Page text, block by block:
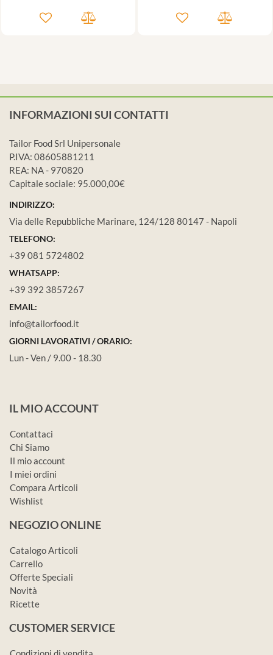
INFORMAZIONI SUI CONTATTI
Tailor Food Srl Unipersonale
P.IVA: 08605881211
REA: NA - 970820
Capitale sociale: 95.000,00€
INDIRIZZO:
Via delle Repubbliche Marinare, 124/128 80147 - Napoli
TELEFONO:
+39 081 5724802
WHATSAPP:
+39 392 3857267
EMAIL:
info@tailorfood.it
GIORNI LAVORATIVI / ORARIO:
Lun - Ven / 9.00 - 18.30
IL MIO ACCOUNT
Contattaci
Chi Siamo
Il mio account
I miei ordini
Compara Articoli
Wishlist
NEGOZIO ONLINE
Catalogo Articoli
Carrello
Offerte Speciali
Novità
Ricette
CUSTOMER SERVICE